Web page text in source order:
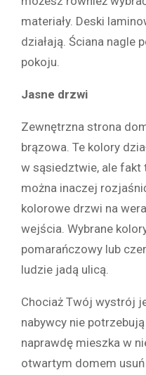
materiały. Deski
działają. Ściana nagle
pokoju.
Jasne drzwi
Zewnętrzna strona
brązowa. Te kolory
w sąsiedztwie, ale fakt
można inaczej
kolorowe drzwi na
wejścia. Wybrane
pomarańczowy lub
ludzie jadą ulicą.
Chociaż Twój wystrój
nabywcy nie
naprawdę mieszka w
otwartym domem